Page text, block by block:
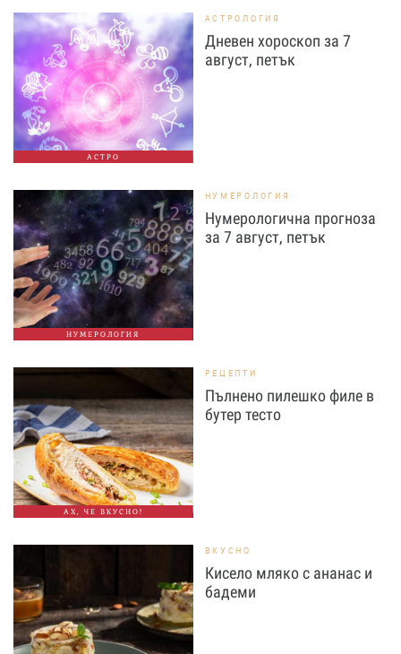
АСТРО
АСТРОЛОГИЯ
Дневен хороскоп за 7
август, петък
НУМЕРОЛОГИЯ
НУМЕРОЛОГИЯ
Нумерологична прогноза
за 7 август, петък
АХ, ЧЕ ВКУСНО!
РЕЦЕПТИ
Пълнено пилешко филе в
бутер тесто
ВКУСНО
Кисело мляко с ананас и
бадеми